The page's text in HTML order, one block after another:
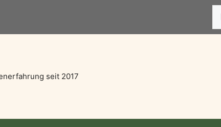
seit 2017